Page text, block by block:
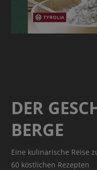
DER
BERGE
Eine kulinarische Reise
60 köstlichen Rezepten